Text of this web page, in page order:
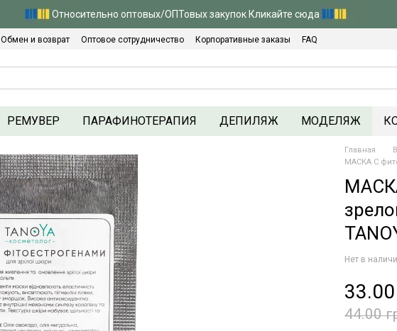
Относительно оптовых/ОПТовых закупок Кликайте сюда
Обмен и возврат Оптовое сотрудничество Корпоративные заказы
FAQ
РЕМУВЕР ПАРАФИНОТЕРАПИЯ ДЕПИЛЯЖ МОДЕЛЯЖ
Главная
МАСКА С
Нет в
44.00